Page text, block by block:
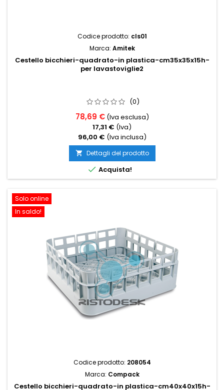
Codice prodotto: cls01
Marca: Amitek
Cestello bicchieri-quadrato-in plastica-cm35x35x15h-
per lavastoviglie2
(0)
78,69 € (Iva esclusa)
17,31 € (Iva)
96,00 € (Iva inclusa)
 Dettagli del prodotto
 Acquista!
Solo online
In saldo!
Codice prodotto: 208054
Marca: Compack
Cestello bicchieri-quadrato-in plastica-cm40x40x15h-